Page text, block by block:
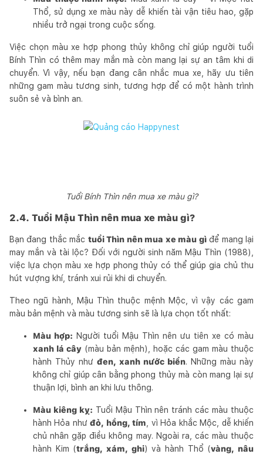
Thổ, sử dụng xe màu này dễ khiến tài vận tiêu hao, gặp
nhiều trở ngại trong cuộc sống.
Việc chọn màu xe hợp phong thủy không chỉ giúp người tuổi
Bính Thìn có thêm may mắn mà còn mang lại sự an tâm khi di
chuyển. Vì vậy, nếu bạn đang cân nhắc mua xe, hãy ưu tiên
những gam màu tương sinh, tương hợp để có một hành trình
suôn sẻ và bình an.
Tuổi Bính Thìn nên mua xe màu gì?
2.4. Tuổi Mậu Thìn nên mua xe màu gì?
Bạn đang thắc mắc tuổi Thìn nên mua xe màu gìđể mang lại
may mắn và tài lộc? Đối với người sinh năm Mậu Thìn (1988),
việc lựa chọn màu xe hợp phong thủy có thể giúp gia chủ thu
hút vượng khí, tránh xui rủi khi di chuyển.
Theo ngũ hành, Mậu Thìn thuộc mệnh Mộc, vì vậy các gam
màu bản mệnh và màu tương sinh sẽ là lựa chọn tốt nhất:
Màu hợp: Người tuổi Mậu Thìn nên ưu tiên xe có màu
xanh lá cây (màu bản mệnh), hoặc các gam màu thuộc
hành Thủy như đen, xanh nước biển. Những màu này
không chỉ giúp cân bằng phong thủy mà còn mang lại sự
thuận lợi, bình an khi lưu thông.
Màu kiêng kỵ: Tuổi Mậu Thìn nên tránh các màu thuộc
hành Hỏa nhưđỏ, hồng, tím , vì Hỏa khắc Mộc, dễ khiến
chủ nhân gặp điều không may. Ngoài ra, các màu thuộc
hành Kim (trắng, xám, ghi) và hành Thổ (vàng, nâu